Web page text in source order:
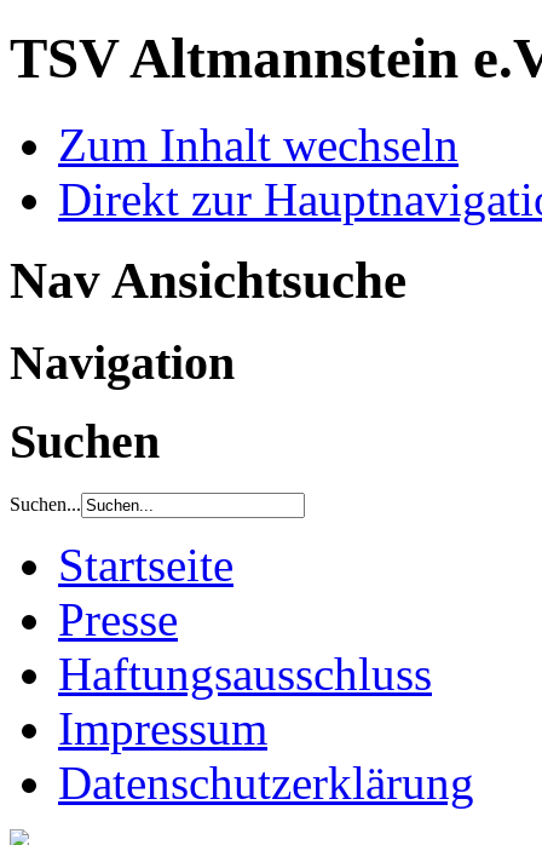
TSV Altmannstein
Zum Inhalt wechseln
Direkt zur
Nav Ansichtsuche
Navigation
Suchen
Suchen...
Startseite
Presse
Haftungsausschluss
Impressum
Datenschutzerklärung